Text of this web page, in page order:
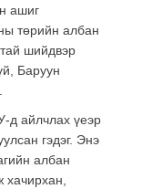
ашиг
төрийн албан
шийдвэр
Баруун
д айлчлах үеэр
гэдэг. Энэ
албан
хачирхан,